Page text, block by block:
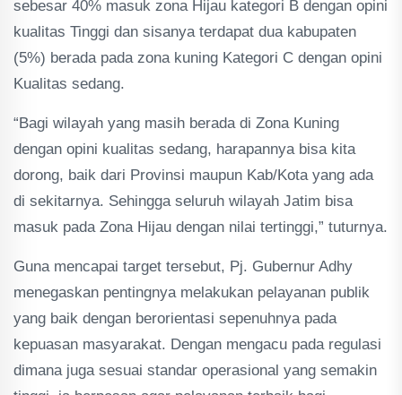
sebesar 40% masuk zona Hijau kategori B dengan opini
kualitas Tinggi dan sisanya terdapat dua kabupaten
(5%) berada pada zona kuning Kategori C dengan opini
Kualitas sedang.
“Bagi wilayah yang masih berada di Zona Kuning
dengan opini kualitas sedang, harapannya bisa kita
dorong, baik dari Provinsi maupun Kab/Kota yang ada
di sekitarnya. Sehingga seluruh wilayah Jatim bisa
masuk pada Zona Hijau dengan nilai tertinggi,” tuturnya.
Guna mencapai target tersebut, Pj. Gubernur Adhy
menegaskan pentingnya melakukan pelayanan publik
yang baik dengan berorientasi sepenuhnya pada
kepuasan masyarakat. Dengan mengacu pada regulasi
dimana juga sesuai standar operasional yang semakin